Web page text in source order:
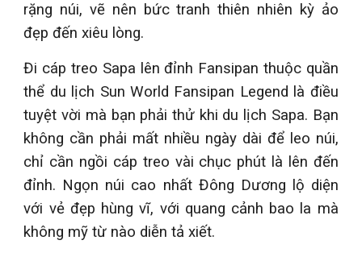
rặng núi, vẽ nên bức tranh thiên nhiên kỳ ảo
đẹp đến xiêu lòng.
Đi cáp treo Sapa lên đỉnh Fansipan thuộc quần
thể du lịch Sun World Fansipan Legend là điều
tuyệt vời mà bạn phải thử khi du lịch Sapa. Bạn
không cần phải mất nhiều ngày dài để leo núi,
chỉ cần ngồi cáp treo vài chục phút là lên đến
đỉnh. Ngọn núi cao nhất Đông Dương lộ diện
với vẻ đẹp hùng vĩ, với quang cảnh bao la mà
không mỹ từ nào diễn tả xiết.